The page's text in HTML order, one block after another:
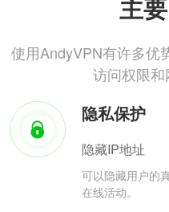
主
使用AndyVPN有许多优
访问权限
隐私保护
隐藏IP地址
可以隐藏用户的
在线活动。